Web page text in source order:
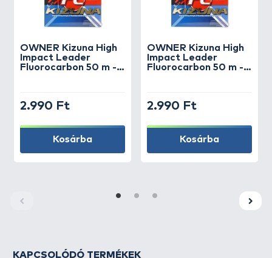
OWNER Kizuna High
Impact Leader
Fluorocarbon 50 m -
2.990 Ft
Kosárba
OWNER Kizuna High
Impact Leader
Fluorocarbon 50 m -
2.990 Ft
Kosárba
KAPCSOLÓDÓ TERMÉKEK